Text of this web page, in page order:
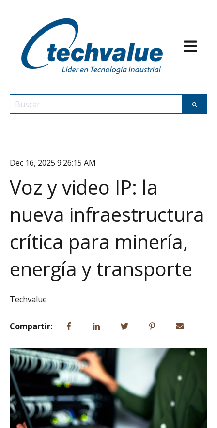
Abrir
Esto es un campo de búsqueda con una función de
Dec 16, 2025 9:26:15 AM
Voz y video IP: la
nueva infraestructura
crítica para minería,
energía y transporte
Techvalue
Compartir: